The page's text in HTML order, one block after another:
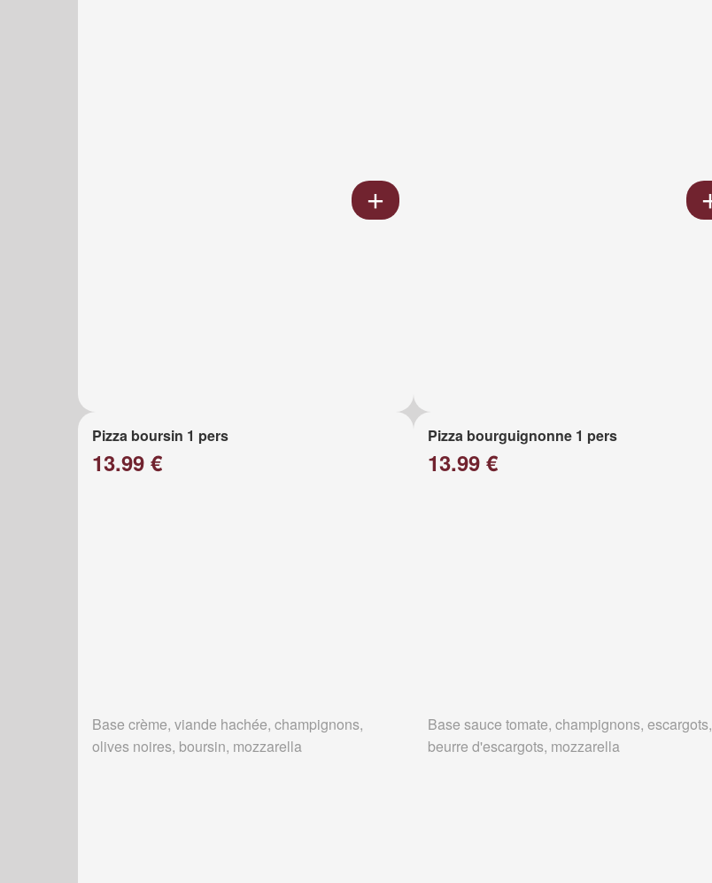
Pizza boursin 1 pers
13.99 €
Base crème, viande hachée, champignons,
olives noires, boursin, mozzarella
Pizza bourguignonne 1 pers
13.99 €
Base sauce tomate, champignons, escargots,
beurre d'escargots, mozzarella